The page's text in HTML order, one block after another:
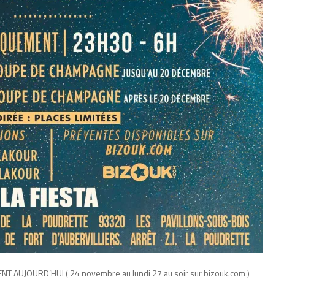
AUJOURD’HUI ( 24 novembre au lundi 27 au soir sur bizouk.com )